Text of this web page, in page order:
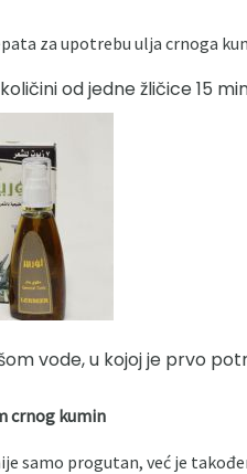
za upotrebu ulja crnoga
od jedne žličice 15
vode, u kojoj je prvo
crnog kumin
samo progutan, već je